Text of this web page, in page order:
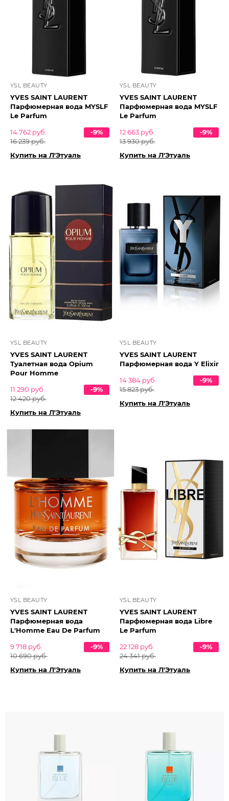
YSL BEAUTY
YVES SAINT LAURENT
Парфюмерная вода MYSLF
Le Parfum
14 762 руб.
16 239 руб.
-9%
Купить на Л'Этуаль
YSL BEAUTY
YVES SAINT LAURENT
Парфюмерная вода MYSLF
Le Parfum
12 663 руб.
13 930 руб.
-9%
Купить на Л'Этуаль
YSL BEAUTY
YVES SAINT LAURENT
Туалетная вода Opium
Pour Homme
11 290 руб.
12 420 руб.
-9%
Купить на Л'Этуаль
YSL BEAUTY
YVES SAINT LAURENT
Парфюмерная вода Y Elixir
14 384 руб.
15 823 руб.
-9%
Купить на Л'Этуаль
YSL BEAUTY
YVES SAINT LAURENT
Парфюмерная вода
L'Homme Eau De Parfum
9 718 руб.
10 690 руб.
-9%
Купить на Л'Этуаль
YSL BEAUTY
YVES SAINT LAURENT
Парфюмерная вода Libre
Le Parfum
22 128 руб.
24 341 руб.
-9%
Купить на Л'Этуаль